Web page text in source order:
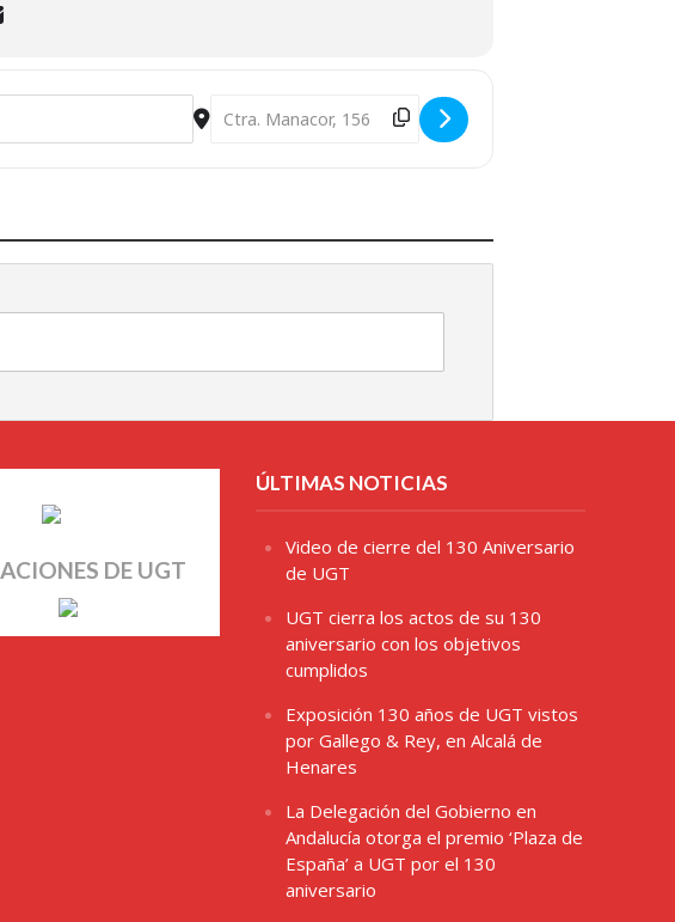
Destination Address - Conferencia: Vivienda,
DE UGT
ÚLTIMAS NOTICIAS
Video de cierre del 130 Aniversario
de UGT
UGT cierra los actos de su 130
aniversario con los objetivos
cumplidos
Exposición 130 años de UGT vistos
por Gallego & Rey, en Alcalá de
Henares
La Delegación del Gobierno en
Andalucía otorga el premio ‘Plaza de
España’ a UGT por el 130
aniversario